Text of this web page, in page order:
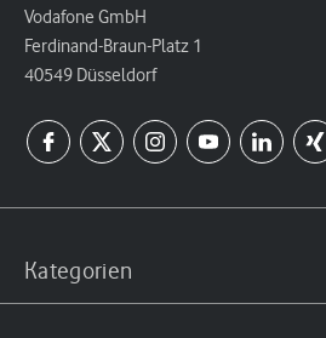
Vodafone GmbH
Ferdinand-Braun-Platz 1
40549 Düsseldorf
Kategorien